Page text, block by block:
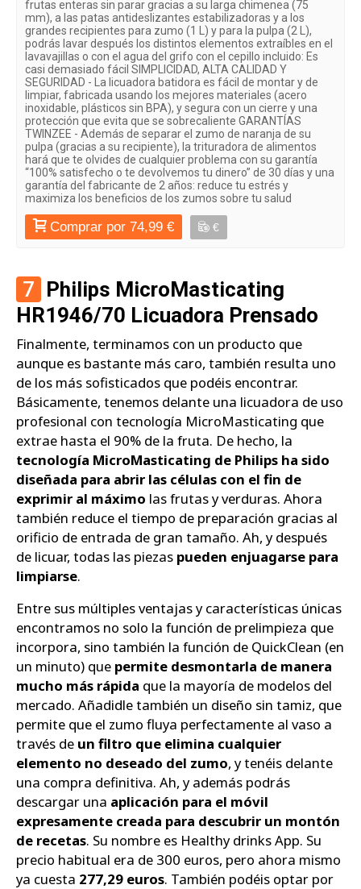
frutas enteras sin parar gracias a su larga chimenea (75
mm), a las patas antideslizantes estabilizadoras y a los
grandes recipientes para zumo (1 L) y para la pulpa (2 L),
podrás lavar después los distintos elementos extraíbles en el
lavavajillas o con el agua del grifo con el cepillo incluido: Es
casi demasiado fácil SIMPLICIDAD, ALTA CALIDAD Y
SEGURIDAD - La licuadora batidora es fácil de montar y de
limpiar, fabricada usando los mejores materiales (acero
inoxidable, plásticos sin BPA), y segura con un cierre y una
protección que evita que se sobrecaliente GARANTÍAS
TWINZEE - Además de separar el zumo de naranja de su
pulpa (gracias a su recipiente), la trituradora de alimentos
hará que te olvides de cualquier problema con su garantía
“100% satisfecho o te devolvemos tu dinero” de 30 días y una
garantía del fabricante de 2 años: reduce tu estrés y
maximiza los beneficios de los zumos sobre tu salud
Comprar por 74,99 € €
7 Philips MicroMasticating
HR1946/70 Licuadora Prensado
Finalmente, terminamos con un producto que
aunque es bastante más caro, también resulta uno
de los más sofisticados que podéis encontrar.
Básicamente, tenemos delante una licuadora de uso
profesional con tecnología MicroMasticating que
extrae hasta el 90% de la fruta. De hecho, la
tecnología MicroMasticating de Philips ha sido
diseñada para abrir las células con el fin de
exprimir al máximo las frutas y verduras. Ahora
también reduce el tiempo de preparación gracias al
orificio de entrada de gran tamaño. Ah, y después
de licuar, todas las piezas pueden enjuagarse para
limpiarse.
Entre sus múltiples ventajas y características únicas
encontramos no solo la función de prelimpieza que
incorpora, sino también la función de QuickClean (en
un minuto) que permite desmontarla de manera
mucho más rápida que la mayoría de modelos del
mercado. Añadidle también un diseño sin tamiz, que
permite que el zumo fluya perfectamente al vaso a
través de un filtro que elimina cualquier
elemento no deseado del zumo, y tenéis delante
una compra definitiva. Ah, y además podrás
descargar una aplicación para el móvil
expresamente creada para descubrir un montón
de recetas. Su nombre es Healthy drinks App. Su
precio habitual era de 300 euros, pero ahora mismo
ya cuesta 277,29 euros. También podéis optar por